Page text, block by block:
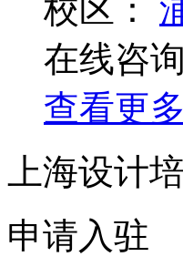
校区：
在线咨询
查看更多
上海设计
申请入驻